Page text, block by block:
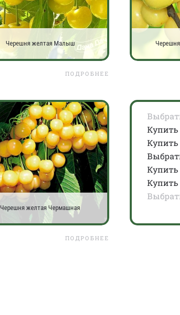
Черешня желтая Малыш
ПОДРОБНЕЕ
Черешня желтая Чермашная
ПОДРОБНЕЕ